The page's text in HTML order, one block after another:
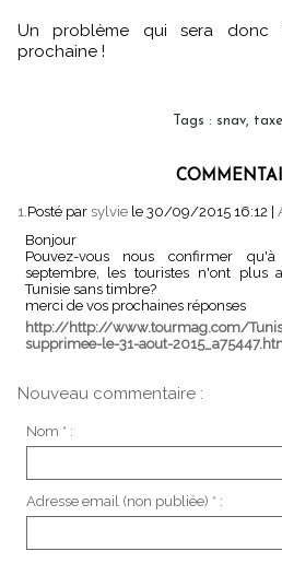
Un problème qui sera donc
prochaine !
Tags : snav taxe
1. Posté par sylvie le 30/09/2015 16:12 |
Bonjour
Pouvez-vous nous confirmer
septembre, les touristes n'ont plus
Tunisie sans timbre?
merci de vos prochaines réponses
http://http://www.tourmag.com/
supprimee-le-31-aout-
Nouveau commentaire :
Nom * :
Adresse email (non publiée) * :